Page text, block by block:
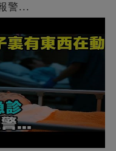
警...